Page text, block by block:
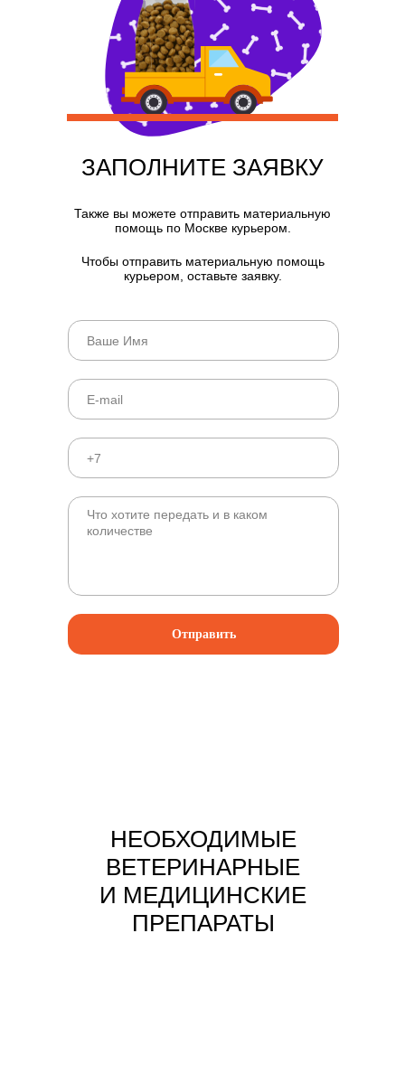
Отправить
ЗАПОЛНИТЕ ЗАЯВКУ
Также вы можете отправить материальную
помощь по Москве курьером.
Чтобы отправить материальную помощь
курьером, оставьте заявку.
НЕОБХОДИМЫЕ
ВЕТЕРИНАРНЫЕ
И МЕДИЦИНСКИЕ
ПРЕПАРАТЫ